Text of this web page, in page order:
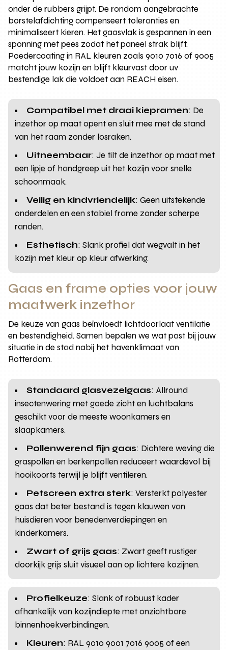
onder de rubbers grijpt. De rondom aangebrachte
borstelafdichting compenseert toleranties en
minimaliseert kieren. Het gaasvlak is gespannen in een
sponning met pees zodat het paneel strak blijft.
Poedercoating in RAL kleuren zoals 9010 7016 of 9005
matcht jouw kozijn en blijft kleurvast door uv
bestendige lak die voldoet aan REACH eisen.
Compatibel met draai kiepramen: De
inzethor op maat opent en sluit mee met de stand
van het raam zonder losraken.
Uitneembaar: Je tilt de inzethor op maat met
een lipje of handgreep uit het kozijn voor snelle
schoonmaak.
Veilig en kindvriendelijk: Geen uitstekende
onderdelen en een stabiel frame zonder scherpe
randen.
Esthetisch: Slank profiel dat wegvalt in het
kozijn met kleur op kleur afwerking.
Gaas en frame opties voor jouw
maatwerk inzethor
De keuze van gaas beïnvloedt lichtdoorlaat ventilatie
en bestendigheid. Samen bepalen we wat past bij jouw
situatie in de stad nabij het havenklimaat van
Rotterdam.
Standaard glasvezelgaas: Allround
insectenwering met goede zicht en luchtbalans
geschikt voor de meeste woonkamers en
slaapkamers.
Pollenwerend fijn gaas: Dichtere weving die
graspollen en berkenpollen reduceert waardevol bij
hooikoorts terwijl je blijft ventileren.
Petscreen extra sterk: Versterkt polyester
gaas dat beter bestand is tegen klauwen van
huisdieren voor benedenverdiepingen en
kinderkamers.
Zwart of grijs gaas: Zwart geeft rustiger
doorkijk grijs sluit visueel aan op lichtere kozijnen.
Profielkeuze: Slank of robuust kader
afhankelijk van kozijndiepte met onzichtbare
binnenhoekverbindingen.
Kleuren: RAL 9010 9001 7016 9005 of een